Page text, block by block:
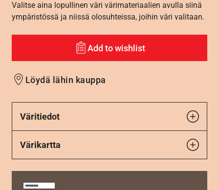
Valitse aina lopullinen väri värimateriaalien avulla siinä
ympäristössä ja niissä olosuhteissa, joihin väri valitaan.
Add to wishlist
Löydä lähin kauppa
Väritiedot
Värikartta